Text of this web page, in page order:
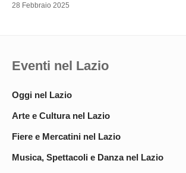
28 Febbraio 2025
Eventi nel Lazio
Oggi nel Lazio
Arte e Cultura nel Lazio
Fiere e Mercatini nel Lazio
Musica, Spettacoli e Danza nel Lazio